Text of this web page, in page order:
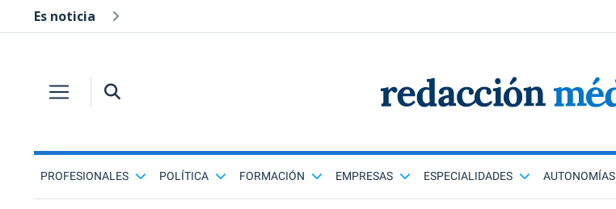
Es noticia
PROFESIONALES POLÍTICA FORMACIÓN EMPRESAS ESPECIALIDADES AUTONOMÍAS